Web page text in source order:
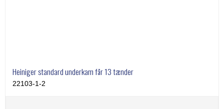
Heiniger standard underkam får 13 tænder
22103-1-2